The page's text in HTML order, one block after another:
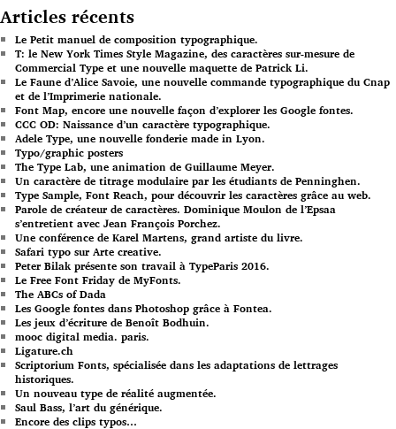
Articles récents
Le Petit manuel de composition typographique.
T: le New York Times Style Magazine, des caractères sur-mesure de
Commercial Type et une nouvelle maquette de Patrick Li.
Le Faune d’Alice Savoie, une nouvelle commande typographique du Cnap
et de l’Imprimerie nationale.
Font Map, encore une nouvelle façon d’explorer les Google fontes.
CCC OD: Naissance d’un caractère typographique.
Adele Type, une nouvelle fonderie made in Lyon.
Typo/graphic posters
The Type Lab, une animation de Guillaume Meyer.
Un caractère de titrage modulaire par les étudiants de Penninghen.
Type Sample, Font Reach, pour découvrir les caractères grâce au web.
Parole de créateur de caractères. Dominique Moulon de l’Epsaa
s’entretient avec Jean François Porchez.
Une conférence de Karel Martens, grand artiste du livre.
Safari typo sur Arte creative.
Peter Bilak présente son travail à TypeParis 2016.
Le Free Font Friday de MyFonts.
The ABCs of Dada
Les Google fontes dans Photoshop grâce à Fontea.
Les jeux d’écriture de Benoît Bodhuin.
mooc digital media. paris.
Ligature.ch
Scriptorium Fonts, spécialisée dans les adaptations de lettrages
historiques.
Un nouveau type de réalité augmentée.
Saul Bass, l’art du générique.
Encore des clips typos…